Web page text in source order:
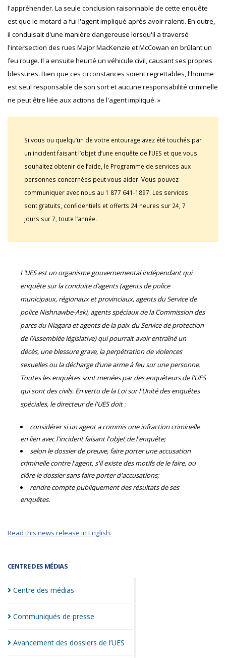
CENTRE DES MÉDIAS
Centre des médias
Communiqués de presse
Avancement des dossiers de l’UES
l'appréhender. La seule conclusion raisonnable de cette enquête
est que le motard a fui l'agent impliqué après avoir ralenti. En outre,
il conduisait d'une manière dangereuse lorsqu'il a traversé
l'intersection des rues Major MacKenzie et McCowan en brûlant un
feu rouge. Il a ensuite heurté un véhicule civil, causant ses propres
blessures. Bien que ces circonstances soient regrettables, l'homme
est seul responsable de son sort et aucune responsabilité criminelle
ne peut être liée aux actions de l'agent impliqué. »
Si vous ou quelqu’un de votre entourage avez été touchés par
un incident faisant l’objet d’une enquête de l’UES et que vous
souhaitez obtenir de l’aide, le Programme de services aux
personnes concernées peut vous aider. Vous pouvez
communiquer avec nous au 1 877 641-1897. Les services
sont gratuits, confidentiels et offerts 24 heures sur 24, 7
jours sur 7, toute l’année.
L’UES est un organisme gouvernemental indépendant qui
enquête sur la conduite d’agents (agents de police
municipaux, régionaux et provinciaux, agents du Service de
police Nishnawbe-Aski, agents spéciaux de la Commission des
parcs du Niagara et agents de la paix du Service de protection
de l’Assemblée législative) qui pourrait avoir entraîné un
décès, une blessure grave, la perpétration de violences
sexuelles ou la décharge d’une arme à feu sur une personne.
Toutes les enquêtes sont menées par des enquêteurs de l'UES
qui sont des civils. En vertu de la Loi sur l'Unité des enquêtes
spéciales, le directeur de l'UES doit :
considérer si un agent a commis une infraction criminelle
en lien avec l'incident faisant l'objet de l'enquête;
selon le dossier de preuve, faire porter une accusation
criminelle contre l'agent, s'il existe des motifs de le faire, ou
clôre le dossier sans faire porter d'accusations;
rendre compte publiquement des résultats de ses
enquêtes.
Read this news release in English.